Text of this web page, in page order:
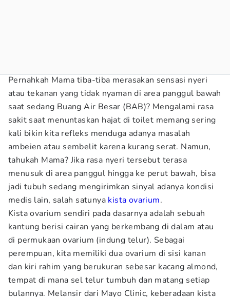
Pernahkah Mama tiba-tiba merasakan sensasi nyeri
atau tekanan yang tidak nyaman di area panggul bawah
saat sedang Buang Air Besar (BAB)? Mengalami rasa
sakit saat menuntaskan hajat di toilet memang sering
kali bikin kita refleks menduga adanya masalah
ambeien atau sembelit karena kurang serat. Namun,
tahukah Mama? Jika rasa nyeri tersebut terasa
menusuk di area panggul hingga ke perut bawah, bisa
jadi tubuh sedang mengirimkan sinyal adanya kondisi
medis lain, salah satunya kista ovarium.
Kista ovarium sendiri pada dasarnya adalah sebuah
kantung berisi cairan yang berkembang di dalam atau
di permukaan ovarium (indung telur). Sebagai
perempuan, kita memiliki dua ovarium di sisi kanan
dan kiri rahim yang berukuran sebesar kacang almond,
tempat di mana sel telur tumbuh dan matang setiap
bulannya. Melansir dari Mayo Clinic, keberadaan kista